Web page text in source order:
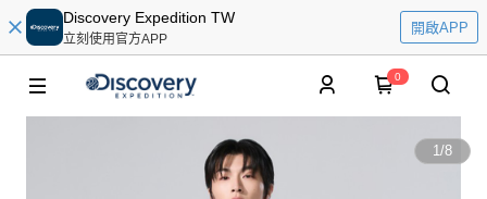
Discovery Expedition TW
立刻使用官方APP
開啟APP
0
1/8